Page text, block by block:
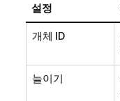
설정
개체 ID
늘이기